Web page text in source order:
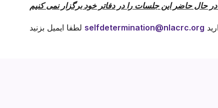
selfdetermination@nlacrc.org